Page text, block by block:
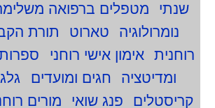
שנתי
מטפלים ברפואה
נומרולוגיה
טארוט תורת
רוחנית
אימון אישי רוחני
ומדיטציה
חגים ומועדים
קריסטלים
פנג שואי מורים